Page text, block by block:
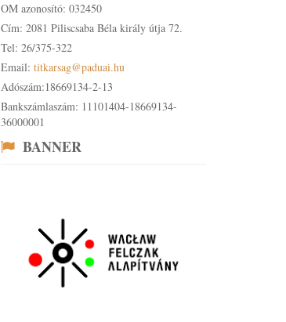
OM azonosító: 032450
Cím: 2081 Piliscsaba Béla király útja 72.
Tel: 26/375-322
Email: titkarsag@paduai.hu
Adószám:18669134-2-13
Bankszámlaszám: 11101404-18669134-
36000001
BANNER